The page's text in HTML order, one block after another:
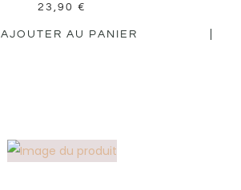
23,90 €
AJOUTER AU PANIER